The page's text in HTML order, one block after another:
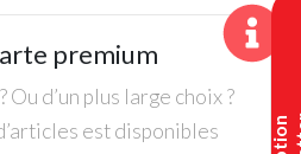
Trépied,
Talus
Navy
White
premium
d’un plus large choix ?
est disponibles